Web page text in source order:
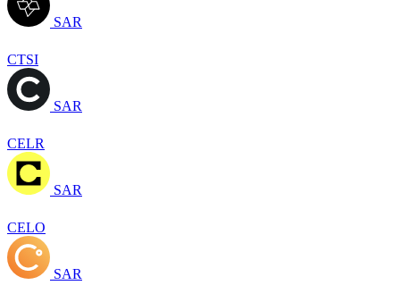
SAR
CTSI
SAR
CELR
SAR
CELO
SAR